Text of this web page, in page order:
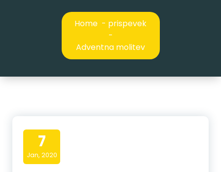
Home - prispevek
-
Adventna molitev
7
Jan, 2020